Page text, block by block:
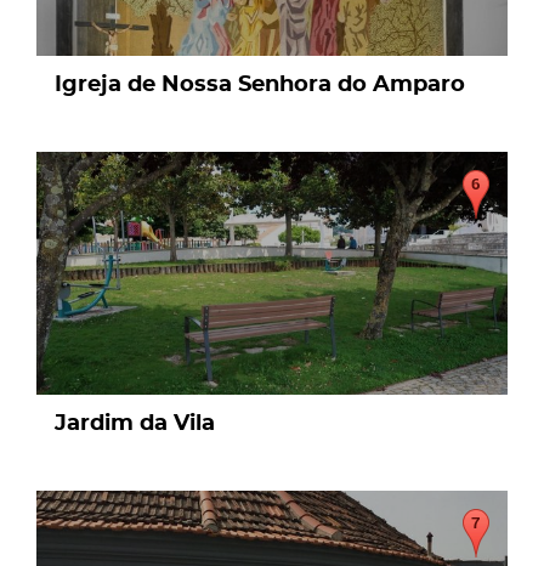
Igreja de Nossa Senhora do Amparo
page
Jardim da Vila
page